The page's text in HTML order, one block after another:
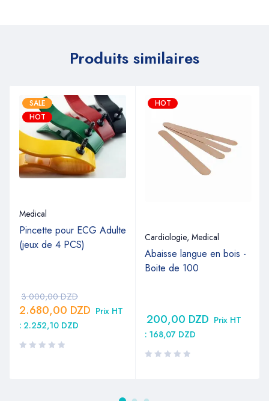
Produits similaires
SALE
HOT
Medical
Pincette pour ECG Adulte
(jeux de 4 PCS)
3.000,00DZD
2.680,00 DZD Prix HT
: 2.252,10 DZD
HOT
Cardiologie, Medical
Abaisse langue en bois -
Boite de 100
200,00 DZD Prix HT
: 168,07 DZD